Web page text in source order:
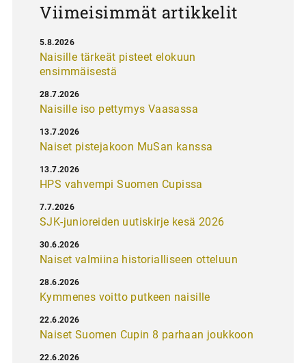
Viimeisimmät artikkelit
Naisille tärkeät pisteet elokuun
ensimmäisestä
5.8.2026
Naisille iso pettymys Vaasassa
28.7.2026
Naiset pistejakoon MuSan kanssa
13.7.2026
HPS vahvempi Suomen Cupissa
13.7.2026
SJK-junioreiden uutiskirje kesä 2026
7.7.2026
Naiset valmiina historialliseen otteluun
30.6.2026
Kymmenes voitto putkeen naisille
28.6.2026
Naiset Suomen Cupin 8 parhaan joukkoon
22.6.2026
22.6.2026